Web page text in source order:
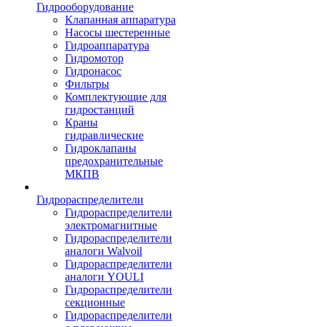
Гидрооборудование
Клапанная аппаратура
Насосы шестеренные
Гидроаппаратура
Гидромотор
Гидронасос
Фильтры
Комплектующие для
гидростанций
Краны
гидравлические
Гидроклапаны
предохранительные
МКПВ
Гидрораспределители
Гидрораспределители
электромагнитные
Гидрораспределители
аналоги Walvoil
Гидрораспределители
аналоги YOULI
Гидрораспределители
секционные
Гидрораспределители